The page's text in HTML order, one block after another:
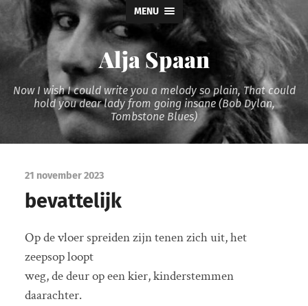
MENU
Alja Spaan
Now I wish I could write you a melody so plain, That could
hold you dear lady from going insane (Bob Dylan,
Tombstone Blues)
21 november 2023
bevattelijk
Op de vloer spreiden zijn tenen zich uit, het
zeepsop loopt
weg, de deur op een kier, kinderstemmen
daarachter.